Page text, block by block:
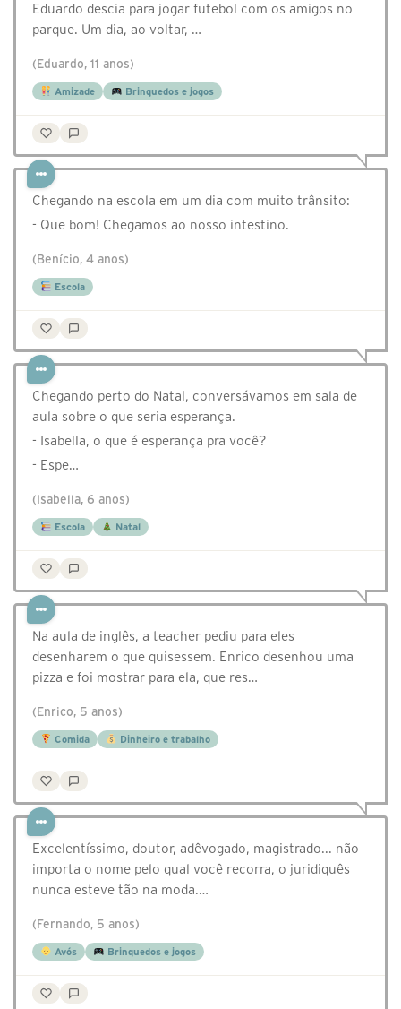
Eduardo descia para jogar futebol com os amigos no
parque. Um dia, ao voltar, …
(Eduardo, 11 anos)
Amizade Brinquedos e jogos
Chegando na escola em um dia com muito trânsito:
- Que bom! Chegamos ao nosso intestino.
(Benício, 4 anos)
Escola
Chegando perto do Natal, conversávamos em sala de
aula sobre o que seria esperança.
- Isabella, o que é esperança pra você?
- Espe…
(Isabella, 6 anos)
Escola Natal
Na aula de inglês, a teacher pediu para eles
desenharem o que quisessem. Enrico desenhou uma
pizza e foi mostrar para ela, que res…
(Enrico, 5 anos)
Comida Dinheiro e trabalho
Excelentíssimo, doutor, adêvogado, magistrado... não
importa o nome pelo qual você recorra, o juridiquês
nunca esteve tão na moda.…
(Fernando, 5 anos)
Avós Brinquedos e jogos